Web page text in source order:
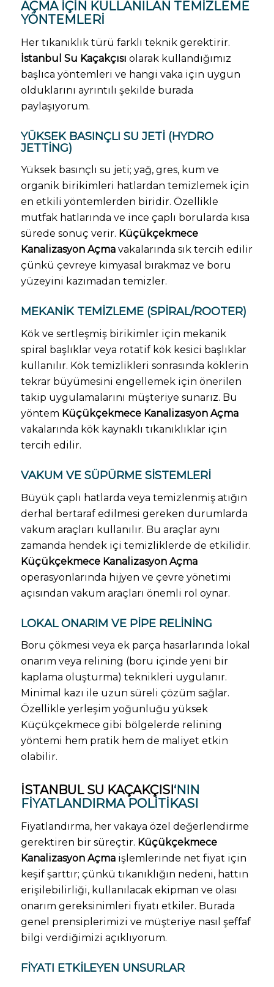
AÇMA IÇIN KULLANILAN TEMIZLEME
YÖNTEMLERI
Her tıkanıklık türü farklı teknik gerektirir.
İstanbul Su Kaçakçısı olarak kullandığımız
başlıca yöntemleri ve hangi vaka için uygun
olduklarını ayrıntılı şekilde burada
paylaşıyorum.
YÜKSEK BASINÇLI SU JETI (HYDRO
JETTING)
Yüksek basınçlı su jeti; yağ, gres, kum ve
organik birikimleri hatlardan temizlemek için
en etkili yöntemlerden biridir. Özellikle
mutfak hatlarında ve ince çaplı borularda kısa
sürede sonuç verir. Küçükçekmece
Kanalizasyon Açmavakalarında sık tercih edilir
çünkü çevreye kimyasal bırakmaz ve boru
yüzeyini kazımadan temizler.
MEKANIK TEMIZLEME (SPIRAL/ROOTER)
Kök ve sertleşmiş birikimler için mekanik
spiral başlıklar veya rotatif kök kesici başlıklar
kullanılır. Kök temizlikleri sonrasında köklerin
tekrar büyümesini engellemek için önerilen
takip uygulamalarını müşteriye sunarız. Bu
yöntem Küçükçekmece Kanalizasyon Açma
vakalarında kök kaynaklı tıkanıklıklar için
tercih edilir.
VAKUM VE SÜPÜRME SISTEMLERI
Büyük çaplı hatlarda veya temizlenmiş atığın
derhal bertaraf edilmesi gereken durumlarda
vakum araçları kullanılır. Bu araçlar aynı
zamanda hendek içi temizliklerde de etkilidir.
Küçükçekmece Kanalizasyon Açma
operasyonlarında hijyen ve çevre yönetimi
açısından vakum araçları önemli rol oynar.
LOKAL ONARIM VE PIPE RELINING
Boru çökmesi veya ek parça hasarlarında lokal
onarım veya relining (boru içinde yeni bir
kaplama oluşturma) teknikleri uygulanır.
Minimal kazı ile uzun süreli çözüm sağlar.
Özellikle yerleşim yoğunluğu yüksek
Küçükçekmece gibi bölgelerde relining
yöntemi hem pratik hem de maliyet etkin
olabilir.
İSTANBUL SU KAÇAKÇISI‘NIN
FIYATLANDIRMA POLITIKASI
Fiyatlandırma, her vakaya özel değerlendirme
gerektiren bir süreçtir. Küçükçekmece
Kanalizasyon Açmaişlemlerinde net fiyat için
keşif şarttır; çünkü tıkanıklığın nedeni, hattın
erişilebilirliği, kullanılacak ekipman ve olası
onarım gereksinimleri fiyatı etkiler. Burada
genel prensiplerimizi ve müşteriye nasıl şeffaf
bilgi verdiğimizi açıklıyorum.
FIYATI ETKILEYEN UNSURLAR